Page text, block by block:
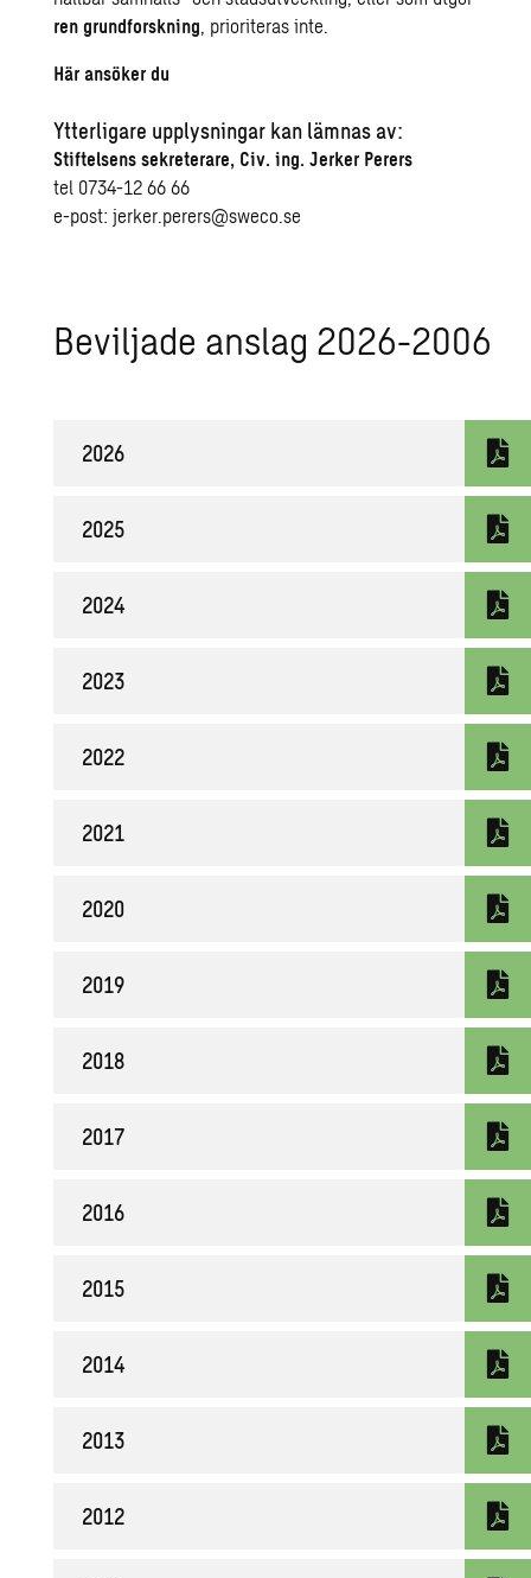
ren grundforskning, prioriteras inte.
Här ansöker du
Ytterligare upplysningar kan lämnas av:
Stiftelsens sekreterare, Civ. ing. Jerker Perers
tel 0734-12 66 66
e-post:jerker.perers@sweco.se
Be­vil­ja­de an­slag 2026-2006
2026
2025
2024
2023
2022
2021
2020
2019
2018
2017
2016
2015
2014
2013
2012